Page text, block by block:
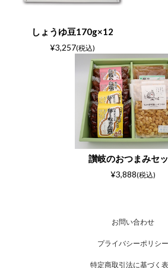
しょうゆ豆170g×12
¥3,257(税込)
讃岐のおつまみセ
¥3,888(税込)
お問い合わせ
プライバシーポリシー
特定商取引法に基づく